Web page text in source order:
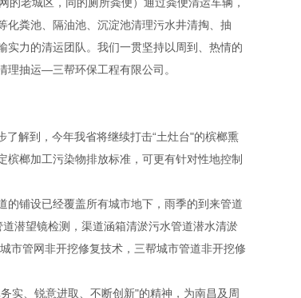
老城区，同的厕所粪便）通过粪便清运车辆，
化粪池、隔油池、沉淀池清理污水井清掏、抽
力的清运团队。我们一贯坚持以周到、热情的
理抽运—三帮环保工程有限公司。
解到，今年我省将继续打击“土灶台"的槟榔熏
榔加工污染物排放标准，可更有针对性地控制
铺设已经覆盖所有城市地下，雨季的到来管道
潜望镜检测，渠道涵箱清淤污水管道潜水清淤
市管网非开挖修复技术，三帮城市管道非开挖修
实、锐意进取、不断创新"的精神，为南昌及周